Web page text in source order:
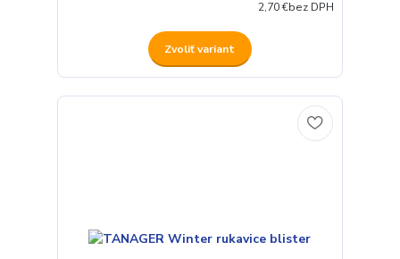
2,70 €bez DPH
Zvoliť variant